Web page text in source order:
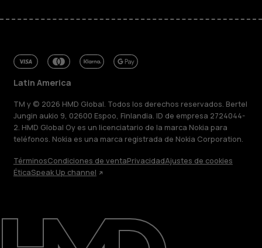
Reparar, reutilizar, reciclar
Sostenibilidad
Latin America
TM y © 2026 HMD Global. Todos los derechos reservados. Bertel
Jungin aukio 9, 02600 Espoo, Finlandia. ID de empresa 2724044-
2. HMD Global Oy es un licenciatario de la marca Nokia para
teléfonos. Nokia es una marca registrada de Nokia Corporation.
TérminosCondiciones de ventaPrivacidadAjustes de cookies
ÉticaSpeak Up channel